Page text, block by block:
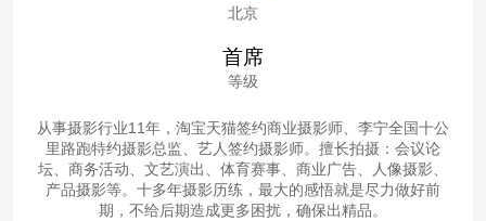
北京
首席
等级
从事摄影行业11年，淘宝天猫签约商业摄影师、李宁全国十公
里路跑特约摄影总监、艺人签约摄影师。擅长拍摄：会议论
坛、商务活动、文艺演出、体育赛事、商业广告、人像摄影、
产品摄影等。十多年摄影历练，最大的感悟就是尽力做好前
期，不给后期造成更多困扰，确保出精品。